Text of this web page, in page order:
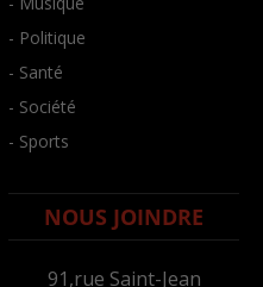
- Politique
- Santé
- Société
- Sports
NOUS JOINDRE
91,rue Saint-Jean